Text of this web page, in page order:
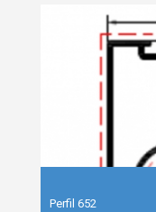
Perfil 652